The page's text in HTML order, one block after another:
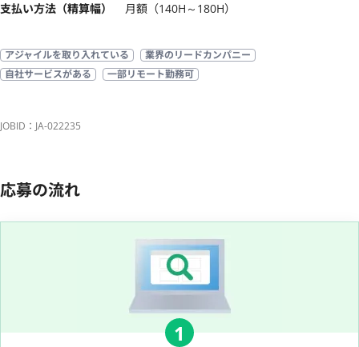
支払い方法（精算幅）
月額（140H～180H）
アジャイルを取り入れている
業界のリードカンパニー
自社サービスがある
一部リモート勤務可
JOBID：JA-022235
応募の流れ
1